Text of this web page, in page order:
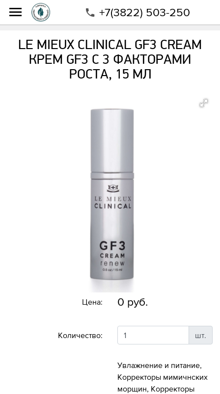
+7(3822) 503-250
Le Mieux Clinical GF3 Cream Крем GF3 с 3 факторами
роста, 15 мл
LE MIEUX CLINICAL GF3 CREAM
КРЕМ GF3 С 3 ФАКТОРАМИ
РОСТА, 15 МЛ
Цена: 0 руб.
Количество: шт.
Увлажнение и питание,
Корректоры мимичнских
морщин, Корректоры